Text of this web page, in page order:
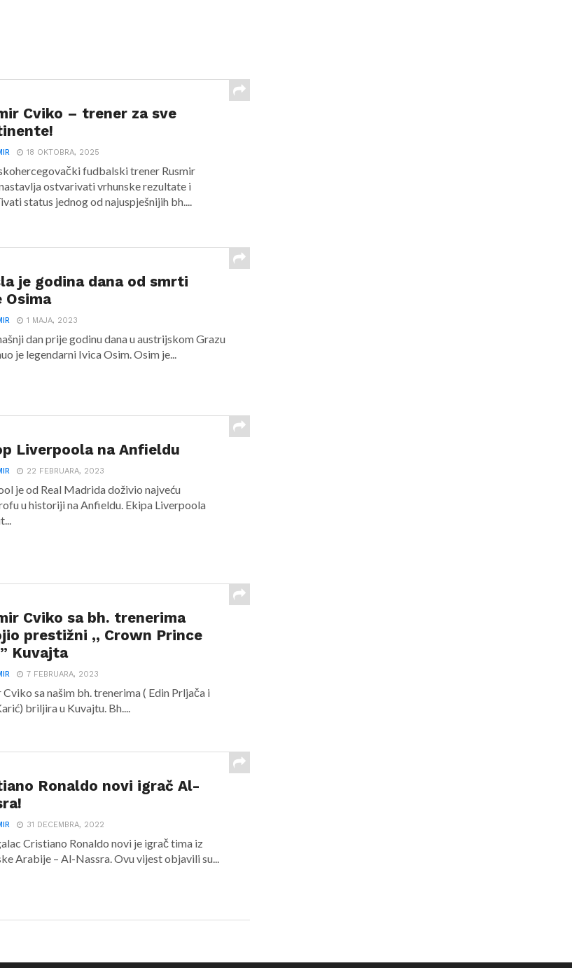
Cviko – trener za sve
18 OKTOBRA, 2025
fudbalski trener Rusmir
ostvarivati vrhunske rezultate i
status jednog od najuspješnijih bh....
je godina dana od smrti
Osima
1 MAJA, 2023
dan prije godinu dana u austrijskom Grazu
je legendarni Ivica Osim. Osim je...
Liverpoola na Anfieldu
22 FEBRUARA, 2023
je od Real Madrida doživio najveću
u historiji na Anfieldu. Ekipa Liverpoola
Cviko sa bh. trenerima
prestižni ,, Crown Prince
Kuvajta
7 FEBRUARA, 2023
Cviko sa našim bh. trenerima ( Edin Prljača i
briljira u Kuvajtu. Bh....
Ronaldo novi igrač Al-
31 DECEMBRA, 2022
Cristiano Ronaldo novi je igrač tima iz
Arabije – Al-Nassra. Ovu vijest objavili su...